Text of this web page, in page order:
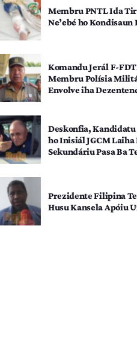
Membru PNTL Ida
Ne’ebé ho
Komandu Jerál F-
Membru Polísia
Envolve iha
Deskonfia, Kandidatu
ho Inisiál JGCM
Sekundáriu Pasa Ba
Prezidente Filipina
Husu Kansela Apóiu